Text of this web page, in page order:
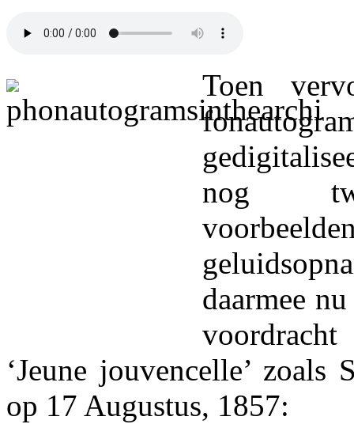
Toen
nog
daarmee
‘Jeune jouvencelle’ zoals
op 17 Augustus, 1857: